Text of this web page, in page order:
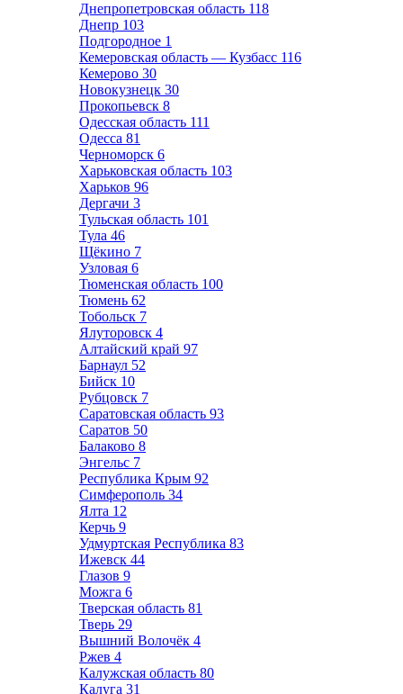
Днепропетровская область 118
Днепр 103
Подгородное 1
Кемеровская область — Кузбасс 116
Кемерово 30
Новокузнецк 30
Прокопьевск 8
Одесская область 111
Одесса 81
Черноморск 6
Харьковская область 103
Харьков 96
Дергачи 3
Тульская область 101
Тула 46
Щёкино 7
Узловая 6
Тюменская область 100
Тюмень 62
Тобольск 7
Ялуторовск 4
Алтайский край 97
Барнаул 52
Бийск 10
Рубцовск 7
Саратовская область 93
Саратов 50
Балаково 8
Энгельс 7
Республика Крым 92
Симферополь 34
Ялта 12
Керчь 9
Удмуртская Республика 83
Ижевск 44
Глазов 9
Можга 6
Тверская область 81
Тверь 29
Вышний Волочёк 4
Ржев 4
Калужская область 80
Калуга 31